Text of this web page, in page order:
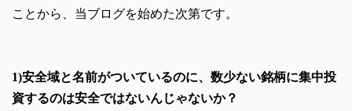
ことから、当ブログを始めた次第です。
1)安全域と名前がついているのに、数少ない銘柄に集中投
資するのは安全ではないんじゃないか？